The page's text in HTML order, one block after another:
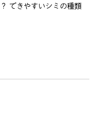
できやすいシミの種類